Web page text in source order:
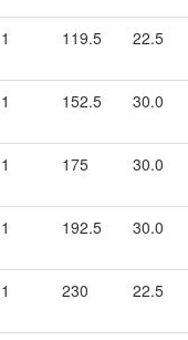
1 119.5 22.5
1 152.5 30.0
1 175 30.0
1 192.5 30.0
1 230 22.5